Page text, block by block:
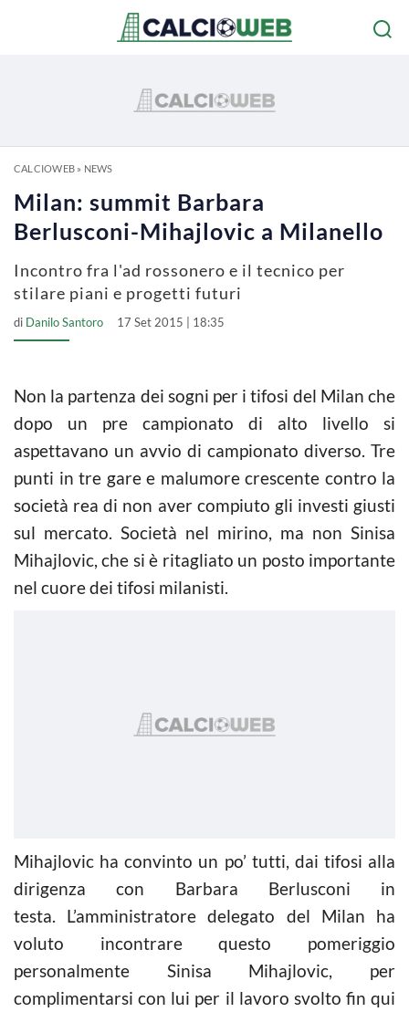
CALCIOWEB» NEWS
Milan: summit Barbara
Berlusconi-Mihajlovic a Milanello
Incontro fra l'ad rossonero e il tecnico per
stilare piani e progetti futuri
di Danilo Santoro 17 Set 2015 | 18:35
Non la partenza dei sogni per i tifosi del Milan che
dopo un pre campionato di alto livello si
aspettavano un avvio di campionato diverso. Tre
punti in tre gare e malumore crescente contro la
società rea di non aver compiuto gli investi giusti
sul mercato. Società nel mirino, ma non Sinisa
Mihajlovic, che si è ritagliato un posto importante
nel cuore dei tifosi milanisti.
Mihajlovic ha convinto un po’ tutti, dai tifosi alla
dirigenza con Barbara Berlusconi in
testa. L’amministratore delegato del Milan ha
voluto incontrare questo pomeriggio
personalmente Sinisa Mihajlovic, per
complimentarsi con lui per il lavoro svolto fin qui